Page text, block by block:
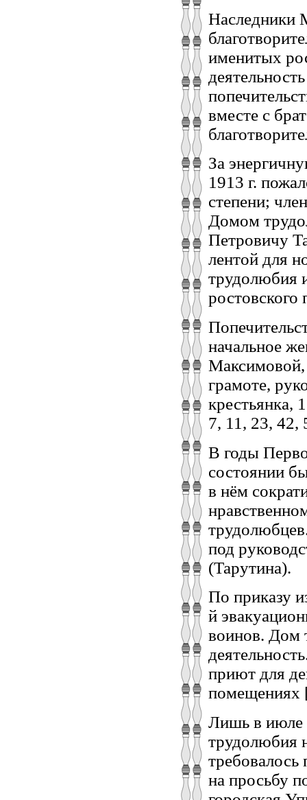
Наследники
именитых
вместе с
За
1913 г.
степени;
Домом
Петровичу
лентой для
трудолюбия
начальное
Максимовой,
грамоте,
крестьянка,
7, 11, 23, 42,
В годы
состоянии
в нём
под
(Тарутина).
По приказу
й
воинов. Дом
приют для
помещениях
Лишь в июле
трудолюбия
на просьбу